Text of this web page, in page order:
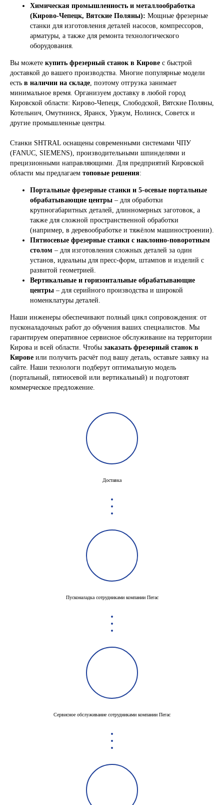
Химическая промышленность и металлообработка
(Кирово-Чепецк, Вятские Поляны): Мощные фрезерные
станки для изготовления деталей насосов, компрессоров,
арматуры, а также для ремонта технологического
оборудования.
Вы можете купить фрезерный станок в Кирове с быстрой
доставкой до вашего производства. Многие популярные модели
есть в наличии на складе , поэтому отгрузка занимает
минимальное время. Организуем доставку в любой город
Кировской области: Кирово-Чепецк, Слободской, Вятские Поляны,
Котельнич, Омутнинск, Яранск, Уржум, Нолинск, Советск и
другие промышленные центры.
Станки SHTRAL оснащены современными системами ЧПУ
(FANUC, SIEMENS), производительными шпинделями и
прецизионными направляющими. Для предприятий Кировской
области мы предлагаем топовые решения:
Портальные фрезерные станки и 5-осевые портальные
обрабатывающие центры – для обработки
крупногабаритных деталей, длинномерных заготовок, а
также для сложной пространственной обработки
(например, в деревообработке и тяжёлом машиностроении).
Пятиосевые фрезерные станки с наклонно-поворотным
столом – для изготовления сложных деталей за один
установ, идеальны для пресс-форм, штампов и изделий с
развитой геометрией.
Вертикальные и горизонтальные обрабатывающие
центры – для серийного производства и широкой
номенклатуры деталей.
Наши инженеры обеспечивают полный цикл сопровождения: от
пусконаладочных работ до обучения ваших специалистов. Мы
гарантируем оперативное сервисное обслуживание на территории
Кирова и всей области. Чтобы заказать фрезерный станок в
Кирове или получить расчёт под вашу деталь, оставьте заявку на
сайте. Наши технологи подберут оптимальную модель
(портальный, пятиосевой или вертикальный) и подготовят
коммерческое предложение.
Доставка
Пусконаладка сотрудниками компании Пегас
Сервисное обслуживание сотрудниками компании Пегас